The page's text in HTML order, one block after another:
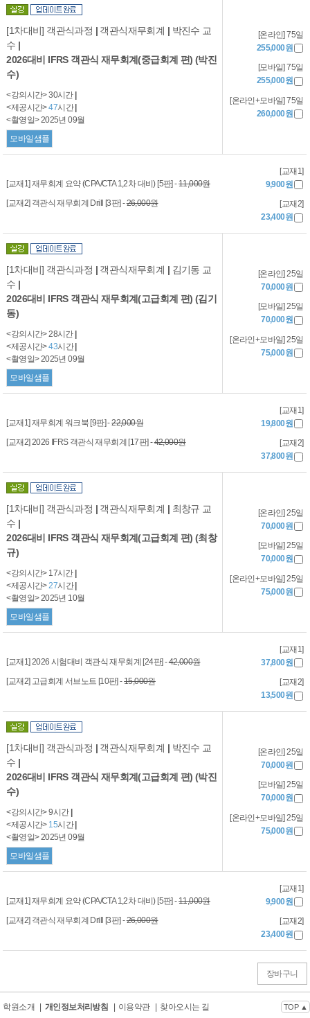
[1차대비] 객관식과정 | 객관식재무회계 | 박진수 교
수 |
2026대비 IFRS 객관식 재무회계(중급회계 편) (박진
수)
<강의시간> 30시간
<제공시간>47시간
<촬영일> 2025년 09월
모바일샘플
[온라인] 75일
255,000원
[모바일] 75일
255,000원
[온라인+모바일] 75일
260,000원
[교재1] 재무회계 요약 (CPA/CTA 1,2차 대비) [5판] -11,000원
[교재2] 객관식 재무회계 Drill [3판] -26,000원
[교재1]
9,900원
[교재2]
23,400원
[1차대비] 객관식과정 | 객관식재무회계 | 김기동 교
수 |
2026대비 IFRS 객관식 재무회계(고급회계 편) (김기
동)
<강의시간> 28시간
<제공시간>43시간
<촬영일> 2025년 09월
모바일샘플
[온라인] 25일
70,000원
[모바일] 25일
70,000원
[온라인+모바일] 25일
75,000원
[교재1] 재무회계 워크북 [9판] -22,000원
[교재2] 2026 IFRS 객관식 재무회계 [17판] -42,000원
[교재1]
19,800원
[교재2]
37,800원
[1차대비] 객관식과정 | 객관식재무회계 | 최창규 교
수 |
2026대비 IFRS 객관식 재무회계(고급회계 편) (최창
규)
<강의시간> 17시간
<제공시간>27시간
<촬영일> 2025년 10월
모바일샘플
[온라인] 25일
70,000원
[모바일] 25일
70,000원
[온라인+모바일] 25일
75,000원
[교재1] 2026 시험대비 객관식 재무회계 [24판] -42,000원
[교재2] 고급회계 서브노트 [10판] -15,000원
[교재1]
37,800원
[교재2]
13,500원
[1차대비] 객관식과정 | 객관식재무회계 | 박진수 교
수 |
2026대비 IFRS 객관식 재무회계(고급회계 편) (박진
수)
<강의시간> 9시간
<제공시간> 15시간
<촬영일> 2025년 09월
모바일샘플
[온라인] 25일
70,000원
[모바일] 25일
70,000원
[온라인+모바일] 25일
75,000원
[교재1] 재무회계 요약 (CPA/CTA 1,2차 대비) [5판] -11,000원
[교재2] 객관식 재무회계 Drill [3판] -26,000원
[교재1]
9,900원
[교재2]
23,400원
장바구니
학원소개 개인정보처리방침 이용약관 찾아오시는 길 TOP ▲